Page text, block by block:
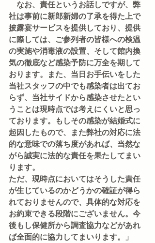
なお、責任というお話しですが、弊
社は事前に新郎新婦の了承を得た上で
披露宴サービスを提供しており、提供
に際しては、ご参列者の皆様への検温
の実施や消毒液の設置、そして館内換
気の徹底など感染予防に万全を期して
おります。また、当日お手伝いをした
当社スタッフの中でも感染者は出てお
らず、当社サイドから感染させたとい
うことは現時点では考えにくいと思っ
ております。もしその感染が結婚式に
起因したもので、また弊社の対応に法
的な意味での落ち度があれば、当然な
がら誠実に法的な責任を果たしてまい
ります。
ただ、現時点においてはそうした責任
が生じているのかどうかの確証が得ら
れておりませんので、具体的な対応を
お約束できる段階にございません。今
後もし保健所から調査協力などがあれ
ば全面的に協力してまいります。」